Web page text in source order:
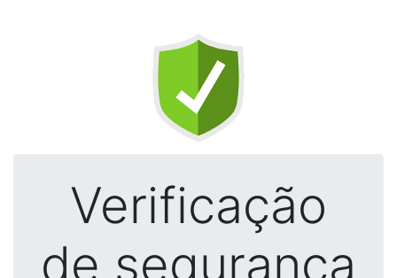
Verificação
de segurança